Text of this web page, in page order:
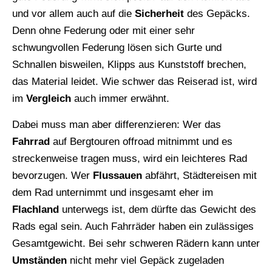
und vor allem auch auf die Sicherheit des Gepäcks.
Denn ohne Federung oder mit einer sehr
schwungvollen Federung lösen sich Gurte und
Schnallen bisweilen, Klipps aus Kunststoff brechen,
das Material leidet. Wie schwer das Reiserad ist, wird
im Vergleich auch immer erwähnt.
Dabei muss man aber differenzieren: Wer das
Fahrrad auf Bergtouren offroad mitnimmt und es
streckenweise tragen muss, wird ein leichteres Rad
bevorzugen. Wer Flussauen abfährt, Städtereisen mit
dem Rad unternimmt und insgesamt eher im
Flachland unterwegs ist, dem dürfte das Gewicht des
Rads egal sein. Auch Fahrräder haben ein zulässiges
Gesamtgewicht. Bei sehr schweren Rädern kann unter
Umständen nicht mehr viel Gepäck zugeladen